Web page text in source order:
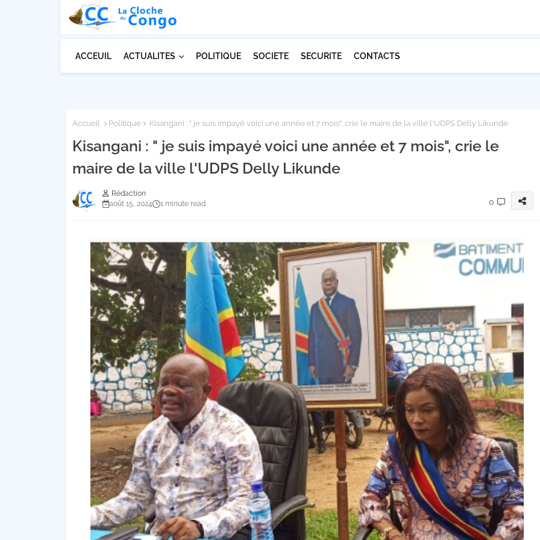
ACCEUIL ACTUALITES POLITIQUE SOCIETE SECURITE CONTACTS
Accueil Politique Kisangani : " je suis impayé voici une année et 7 mois", crie le maire de la ville l'UDPS Delly Likunde
Kisangani : " je suis impayé voici une année et 7 mois", crie le
maire de la ville l'UDPS Delly Likunde
Rédaction
août 15, 2024
1 minute read 0